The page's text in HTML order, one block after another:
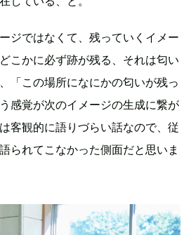
ジではなくて、残っていくイメー
こかに必ず跡が残る、それは匂い
「この場所になにかの匂いが残っ
感覚が次のイメージの生成に繋が
客観的に語りづらい話なので、従
られてこなかった側面だと思いま